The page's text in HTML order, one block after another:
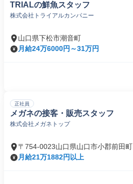
TRIALの鮮魚スタッフ
株式会社トライアルカンパニー
山口県下松市潮音町
月給24万6000円～31万円
正社員
メガネの接客・販売スタッフ
株式会社メガネトップ
〒754-0023山口県山口市小郡前田町
月給21万1882円以上